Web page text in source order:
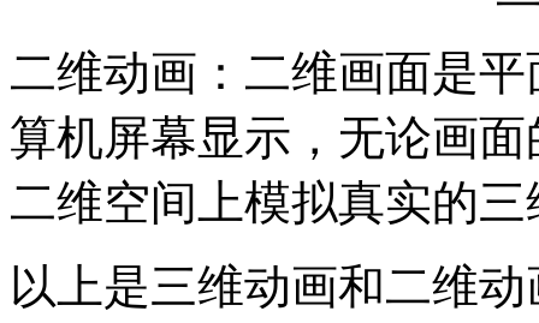
二维动画：二维画面是
算机屏幕显示，无论画
二维空间上模拟真实的
以上是三维动画和二维